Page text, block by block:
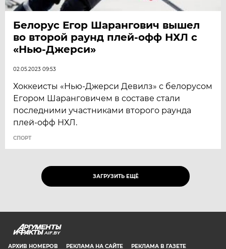
Белорус Егор Шарангович вышел
во второй раунд плей-офф НХЛ с
«Нью-Джерси»
02.05.2023 09:53
Хоккеисты «Нью-Джерси Девилз» с белорусом
Егором Шаранговичем в составе стали
последними участниками второго раунда
плей-офф НХЛ.
СПОРТ
ЗАГРУЗИТЬ ЕЩЁ
AIF.BY
АРХИВ НОМЕРОВ РЕКЛАМА НА САЙТЕ РЕКЛАМА В ГАЗЕТЕ